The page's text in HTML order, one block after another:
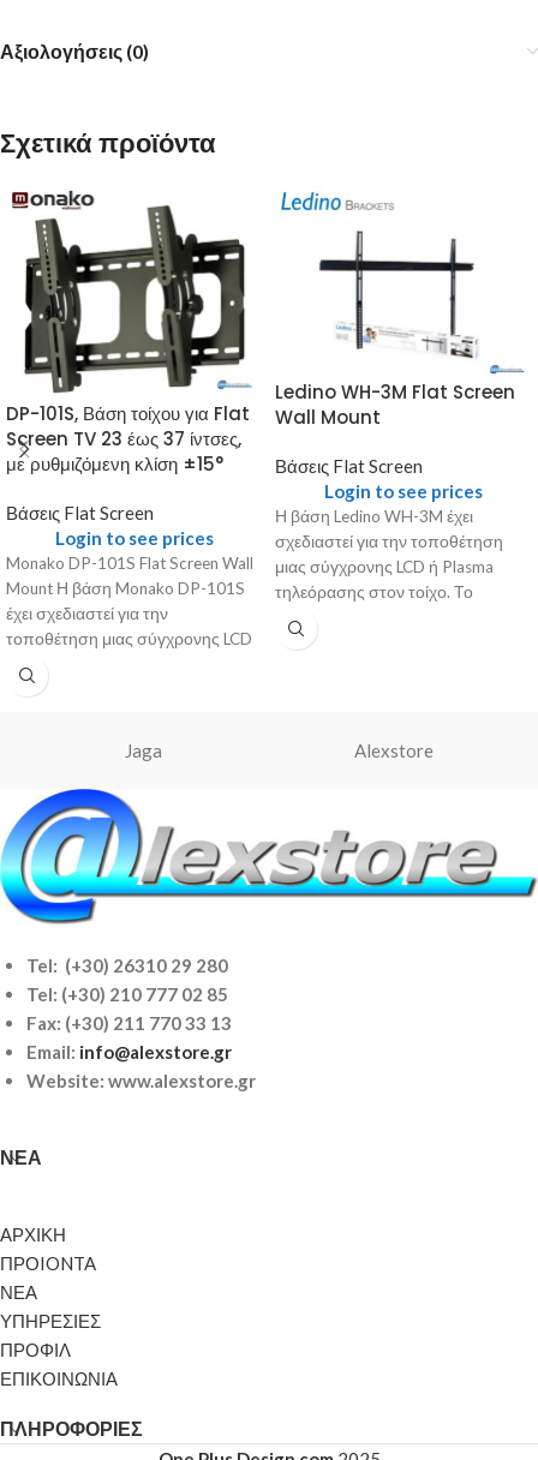
Αξιολογήσεις (0)
Σχετικά προϊόντα
DP-101S, Βάση τοίχου για Flat
Screen TV 23 έως 37 ίντσες,
με ρυθμιζόμενη κλίση ±15°
Βάσεις Flat Screen
Login to see prices
Monako DP-101S Flat Screen Wall
Mount Η βάση Monako DP-101S
έχει σχεδιαστεί για την
τοποθέτηση μιας σύγχρονης LCD
ή Plasma
Ledino WH-3M Flat Screen
Wall Mount
Βάσεις Flat Screen
Login to see prices
Η βάση Ledino WH-3M έχει
σχεδιαστεί για την τοποθέτηση
μιας σύγχρονης LCD ή Plasma
τηλεόρασης στον τοίχο. Το
μέγεθος της οθόνης που
Jaga Alexstore
Tel: (+30) 26310 29 280
Tel: (+30) 210 777 02 85
Fax: (+30) 211 770 33 13
Email: info@alexstore.gr
Website: www.alexstore.gr
ΝΈΑ
ΑΡΧΙΚΗ
ΠΡΟIONTA
ΝΕΑ
ΥΠΗΡΕΣΙΕΣ
ΠΡΟΦΙΛ
ΕΠΙΚΟΙΝΩΝΙΑ
ΠΛΗΡΟΦΟΡΊΕΣ